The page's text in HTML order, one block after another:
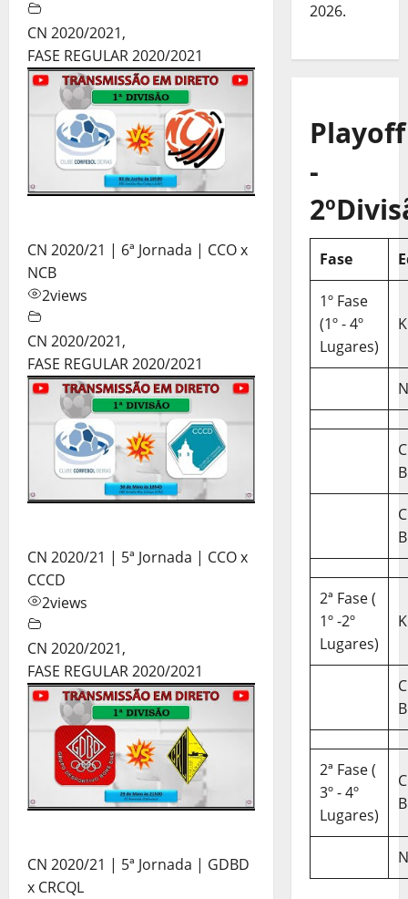
CN 2020/2021,
FASE REGULAR 2020/2021
CN 2020/21 | 6ª Jornada | CCO x
NCB
2views
CN 2020/2021,
FASE REGULAR 2020/2021
CN 2020/21 | 5ª Jornada | CCO x
CCCD
2views
CN 2020/2021,
FASE REGULAR 2020/2021
CN 2020/21 | 5ª Jornada | GDBD
x CRCQL
2026.
Playoff
-
Fase
1º Fase
(1º - 4º
Lugares)
B
B
2ª Fase (
1º -2º
Lugares)
B
2ª Fase (
3º - 4º
Lugares)
B